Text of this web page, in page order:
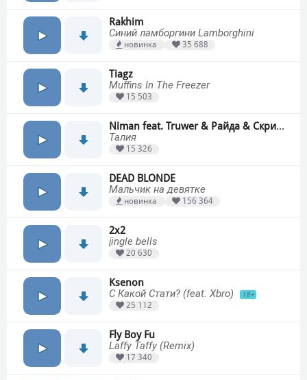
Rakhim
Синий ламборгини Lamborghini
новинка 35 688
Tiagz
Muffins In The Freezer
15 503
Niman feat. Truwer & Райда & Скриптонит
Талия
15 326
DEAD BLONDE
Мальчик на девятке
новинка 156 364
2х2
jingle bells
20 630
Ksenon
С Какой Стати? (feat. Xbro)
18+
25 112
Fly Boy Fu
Laffy Taffy (Remix)
17 340